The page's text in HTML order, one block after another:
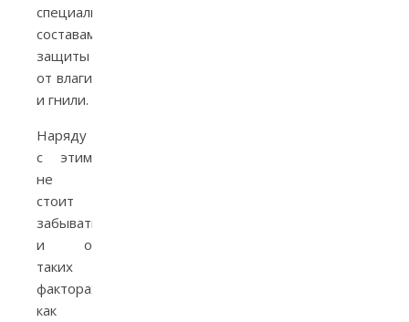
специальными
составами
защиты
от влаги
и гнили.
Наряду
с этим
не
стоит
забывать
и о
таких
факторах,
как